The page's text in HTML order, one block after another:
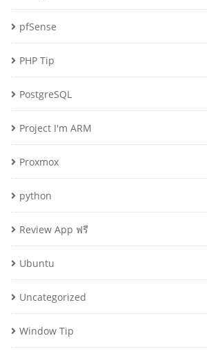
pfSense
PHP Tip
PostgreSQL
Project I'm ARM
Proxmox
python
Review App ฟรี
Ubuntu
Uncategorized
Window Tip